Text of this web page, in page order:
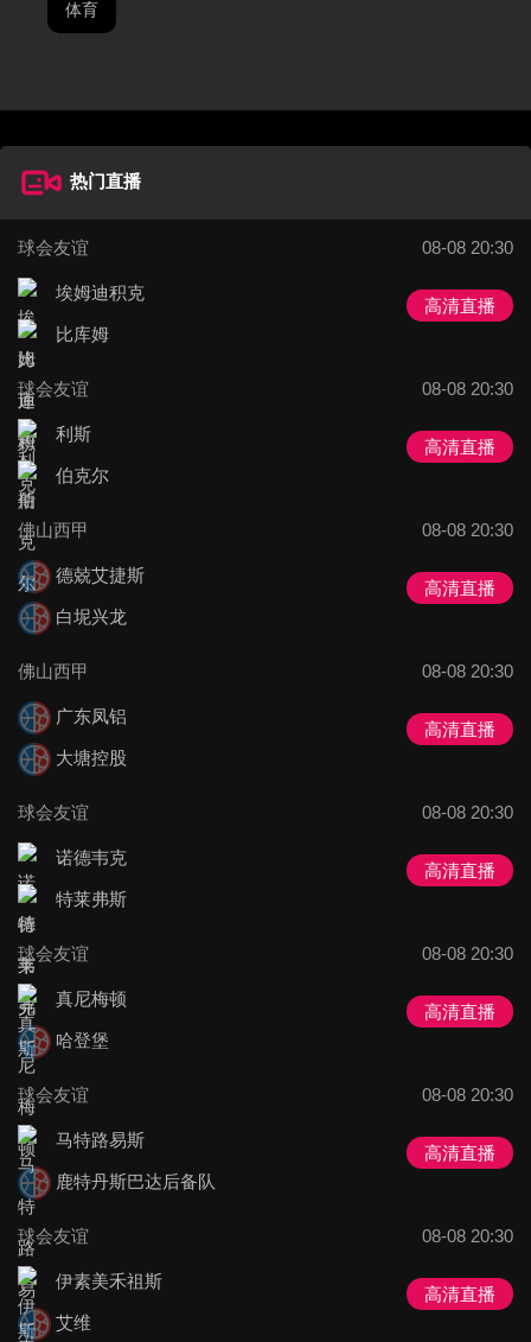
体育
热门直播
球会友谊 08-08 20:30
埃姆迪积克
比库姆
高清直播
球会友谊 08-08 20:30
利斯
伯克尔
高清直播
佛山西甲 08-08 20:30
德兢艾捷斯
白坭兴龙
高清直播
佛山西甲 08-08 20:30
广东凤铝
大塘控股
高清直播
球会友谊 08-08 20:30
诺德韦克
特莱弗斯
高清直播
球会友谊 08-08 20:30
真尼梅顿
哈登堡
高清直播
球会友谊 08-08 20:30
马特路易斯
鹿特丹斯巴达后备队
高清直播
球会友谊 08-08 20:30
伊素美禾祖斯
艾维
高清直播